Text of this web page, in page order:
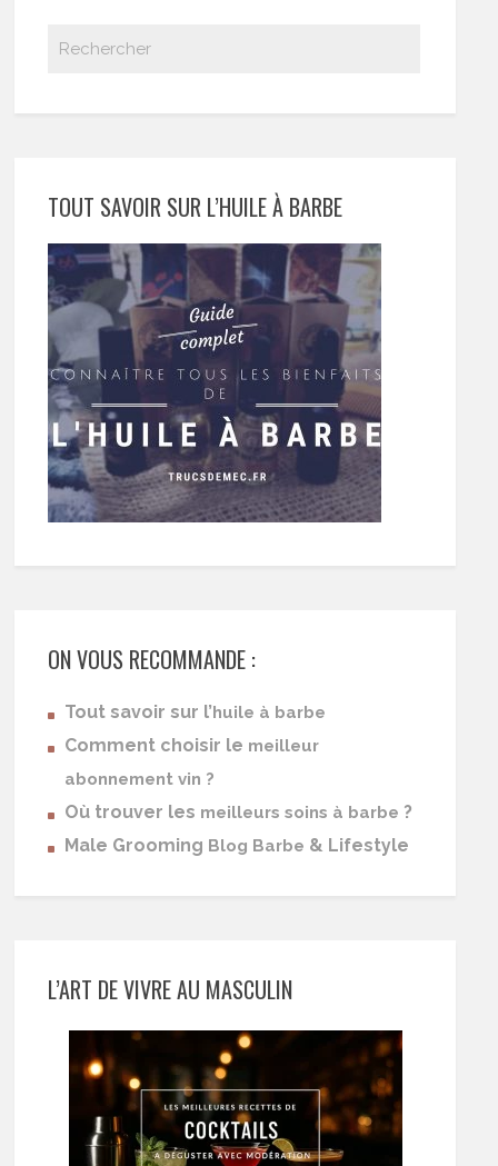
TOUT SAVOIR SUR L’HUILE À BARBE
ON VOUS RECOMMANDE :
Tout savoir sur l’huile à barbe
Comment choisir le meilleur
abonnement vin ?
Où trouver les meilleurs soins à barbe ?
Male Grooming Blog Barbe & Lifestyle
L’ART DE VIVRE AU MASCULIN